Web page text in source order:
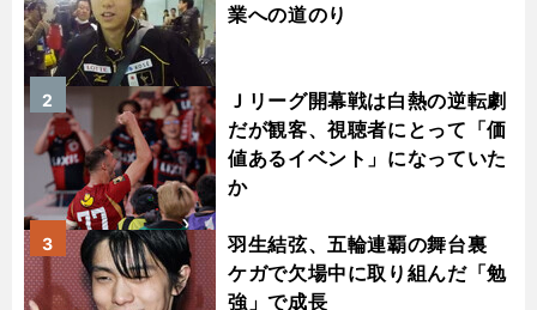
業への道のり
Ｊリーグ開幕戦は白熱の逆転劇
だが観客、視聴者にとって「価
値あるイベント」になっていた
か
2
羽生結弦、五輪連覇の舞台裏
ケガで欠場中に取り組んだ「勉
強」で成長
3